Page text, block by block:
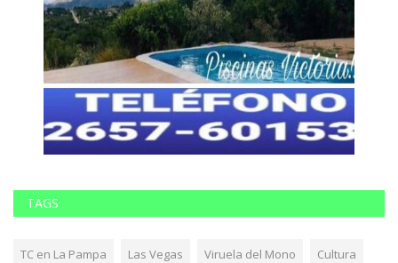
TAGS
TC en La Pampa Las Vegas Viruela del Mono Cultura